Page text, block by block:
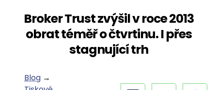
Broker Trust zvýšil v roce 2013
obrat téměř o čtvrtinu. I přes
stagnující trh
Blog →